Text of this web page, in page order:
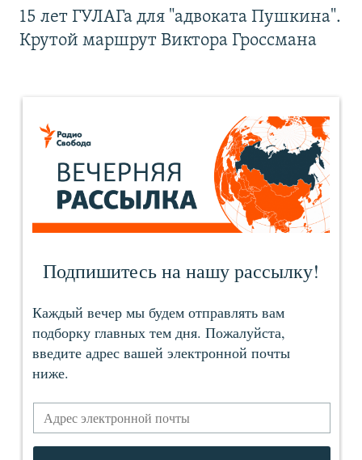
15 лет ГУЛАГа для "адвоката Пушкина".
Крутой маршрут Виктора Гроссмана